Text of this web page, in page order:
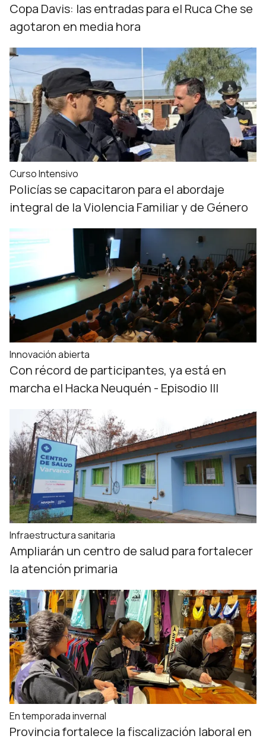
Copa Davis: las entradas para el Ruca Che se
agotaron en media hora
Curso Intensivo
Policías se capacitaron para el abordaje
integral de la Violencia Familiar y de Género
Innovación abierta
Con récord de participantes, ya está en
marcha el Hacka Neuquén - Episodio III
Infraestructura sanitaria
Ampliarán un centro de salud para fortalecer
la atención primaria
En temporada invernal
Provincia fortalece la fiscalización laboral en